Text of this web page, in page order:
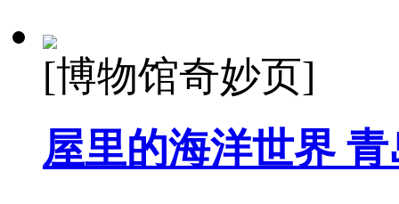
[博物馆奇妙页]
屋里的海洋世界